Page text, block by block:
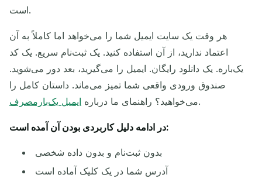
حذف انتخاب شده تغییر ایمیل به‌روزرسانی
به‌روزرسانی بعدی در15ثانیه
است.
هر وقت یک سایت ایمیل شما را می‌خواهد اما کاملاً به آن
اعتماد ندارید، از آن استفاده کنید. یک ثبت‌نام سریع. یک کد
یک‌باره. یک دانلود رایگان. ایمیل را می‌گیرید، بعد دور می‌شوید.
صندوق ورودی واقعی شما تمیز می‌ماند. داستان کامل را
می‌خواهید؟ راهنمای ما درباره ایمیل یک‌بارمصرف .
در ادامه دلیل کاربردی بودن آن آمده است:
بدون ثبت‌نام و بدون داده شخصی
آدرس شما در یک کلیک آماده است